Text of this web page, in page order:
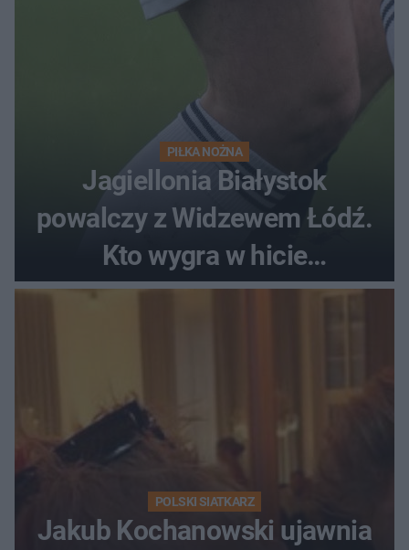
PIŁKA NOŻNA
Jagiellonia Białystok
powalczy z Widzewem Łódź.
Kto wygra w hicie
Ekstraklasy?
POLSKI SIATKARZ
Jakub Kochanowski ujawnia